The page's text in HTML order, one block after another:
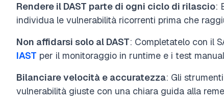
Rendere il DAST parte di ogni ciclo di rilascio:
individua le vulnerabilità ricorrenti prima che
Non affidarsi solo al DAST: Completatelo con il
IAST per il monitoraggio in runtime e i test
Bilanciare velocità e accuratezza: Gli
vulnerabilità giuste con una chiara guida alla